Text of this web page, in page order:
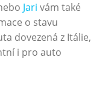
Jari vám také
o stavu
dovezená z Itálie,
i pro auto